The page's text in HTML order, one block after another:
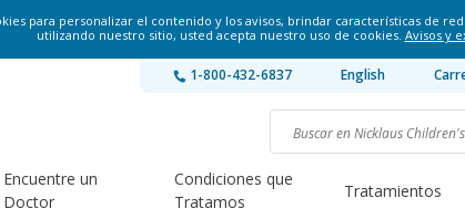
para personalizar el contenido y los avisos, brindar características de
utilizando nuestro sitio, usted acepta nuestro uso de cookies. Avisos y
1-800-432-6837 English
Encuentre un
Doctor
Condiciones que
Tratamos
Tratamientos